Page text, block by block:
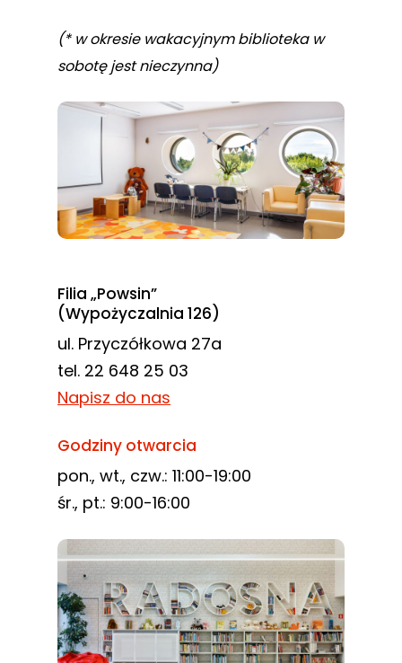
(* w okresie wakacyjnym biblioteka w
sobotę jest nieczynna)
Filia „Powsin”
(Wypożyczalnia 126)
ul. Przyczółkowa 27a
tel. 22 648 25 03
Napisz do nas
Godziny otwarcia
pon., wt., czw.: 11:00-19:00
śr., pt.: 9:00-16:00